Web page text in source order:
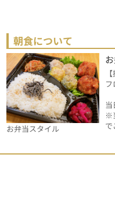
朝食について
お弁当スタイル
当
※
で